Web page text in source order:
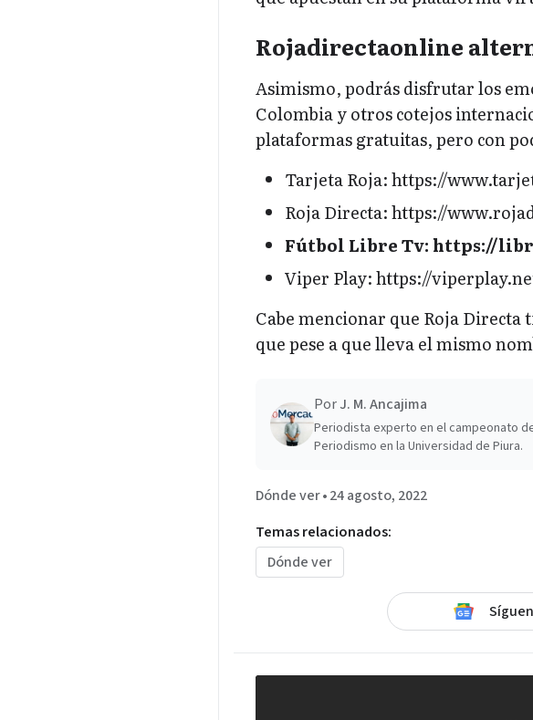
Rojadirectaonline
Asimismo, podrás disfrutar los
Colombia y otros cotejos
plataformas gratuitas, pero con
Tarjeta Roja: https://
Roja Directa: https://
Fútbol Libre Tv: https://
Viper Play: https://
Cabe mencionar que Roja
que pese a que lleva el mismo
PorJ. M. Ancajima
Periodista experto en el campeonato
Periodismo en la Universidad de Piura.
Dónde ver•24 agosto, 2022
Temas relacionados:
Dónde ver